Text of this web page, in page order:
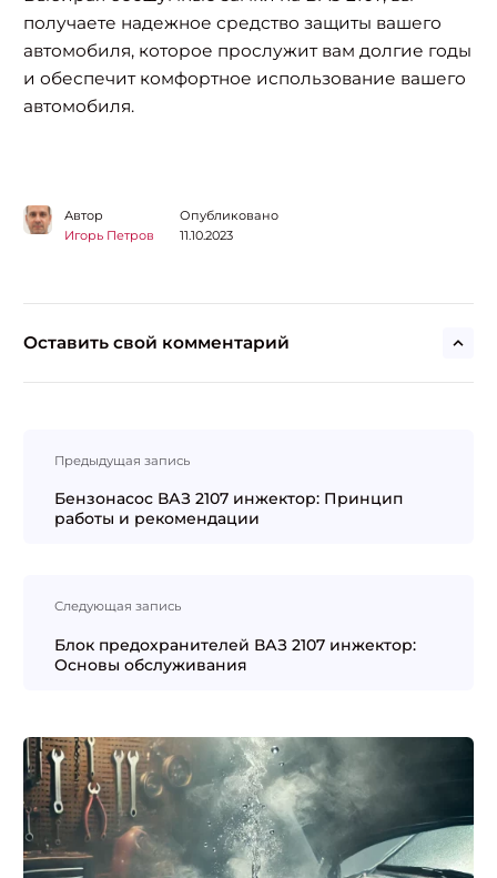
получаете надежное средство защиты вашего
автомобиля, которое прослужит вам долгие годы
и обеспечит комфортное использование вашего
автомобиля.
Автор
Игорь Петров
Опубликовано
11.10.2023
Оставить свой комментарий
записям
Предыдущая запись
Бензонасос ВАЗ 2107 инжектор: Принцип
работы и рекомендации
Следующая запись
Блок предохранителей ВАЗ 2107 инжектор:
Основы обслуживания